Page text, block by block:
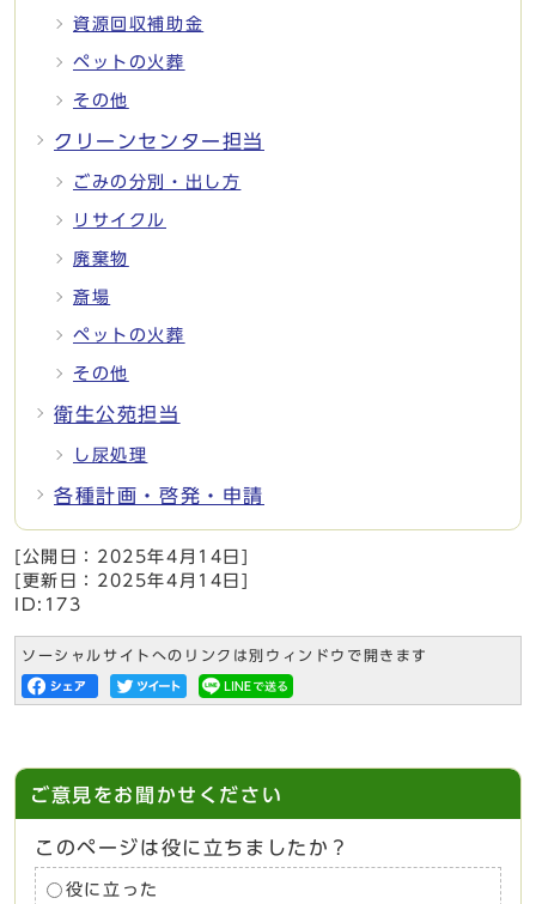
資源回収補助金
ペットの火葬
その他
クリーンセンター担当
ごみの分別・出し方
リサイクル
廃棄物
斎場
ペットの火葬
その他
衛生公苑担当
し尿処理
各種計画・啓発・申請
[公開日： 2025年4月14日
[更新日： 2025年4月14日
ID:173
ソーシャルサイトへのリンクは別ウィンドウで開きます
ご意見をお聞かせください
このページは役に立ちましたか？
役に立った